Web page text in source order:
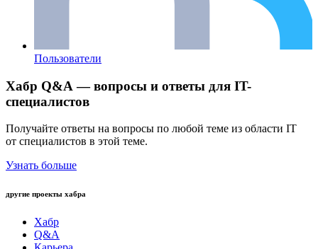
Пользователи
Хабр Q&A — вопросы и ответы для IT-
специалистов
Получайте ответы на вопросы по любой теме из области IT
от специалистов в этой теме.
Узнать больше
другие проекты хабра
Хабр
Q&A